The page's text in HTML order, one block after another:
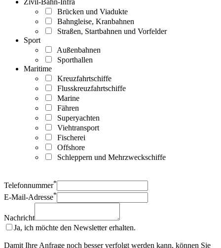
Zivil-Bahn-Infra
Brücken und Viadukte
Bahngleise, Kranbahnen
Straßen, Startbahnen und Vorfelder
Sport
Außenbahnen
Sporthallen
Maritime
Kreuzfahrtschiffe
Flusskreuzfahrtschiffe
Marine
Fähren
Superyachten
Viehtransport
Fischerei
Offshore
Schleppern und Mehrzweckschiffe
Telefonnummer*
E-Mail-Adresse*
Nachricht
Ja, ich möchte den Newsletter erhalten.
Damit Ihre Anfrage noch besser verfolgt werden kann, können Sie